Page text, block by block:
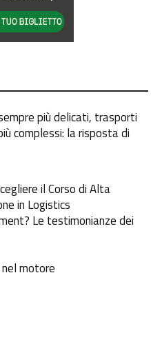
più delicati, trasporti
complessi: la risposta di
il Corso di Alta
in Logistics
Le testimonianze dei
motore